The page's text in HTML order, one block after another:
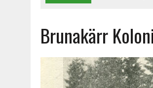
NOVEMBER 8, 2024
HJÄLP UNDER
MAJ 3, 2024
SFP:S
JUNI 11, 2026 | SOMMARLÄSNING
Brunakärr